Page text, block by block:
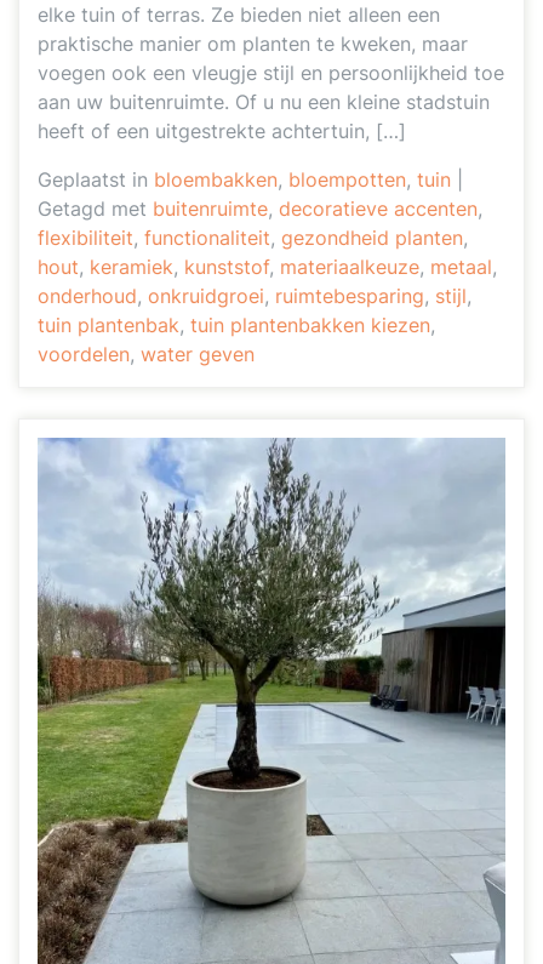
elke tuin of terras. Ze bieden niet alleen een
praktische manier om planten te kweken, maar
voegen ook een vleugje stijl en persoonlijkheid toe
aan uw buitenruimte. Of u nu een kleine stadstuin
heeft of een uitgestrekte achtertuin, […]
Geplaatst in bloembakken, bloempotten, tuin
Getagd met buitenruimte, decoratieve accenten,
flexibiliteit, functionaliteit, gezondheid planten,
hout, keramiek, kunststof, materiaalkeuze, metaal,
onderhoud, onkruidgroei, ruimtebesparing, stijl,
tuin plantenbak, tuin plantenbakken kiezen,
voordelen, water geven